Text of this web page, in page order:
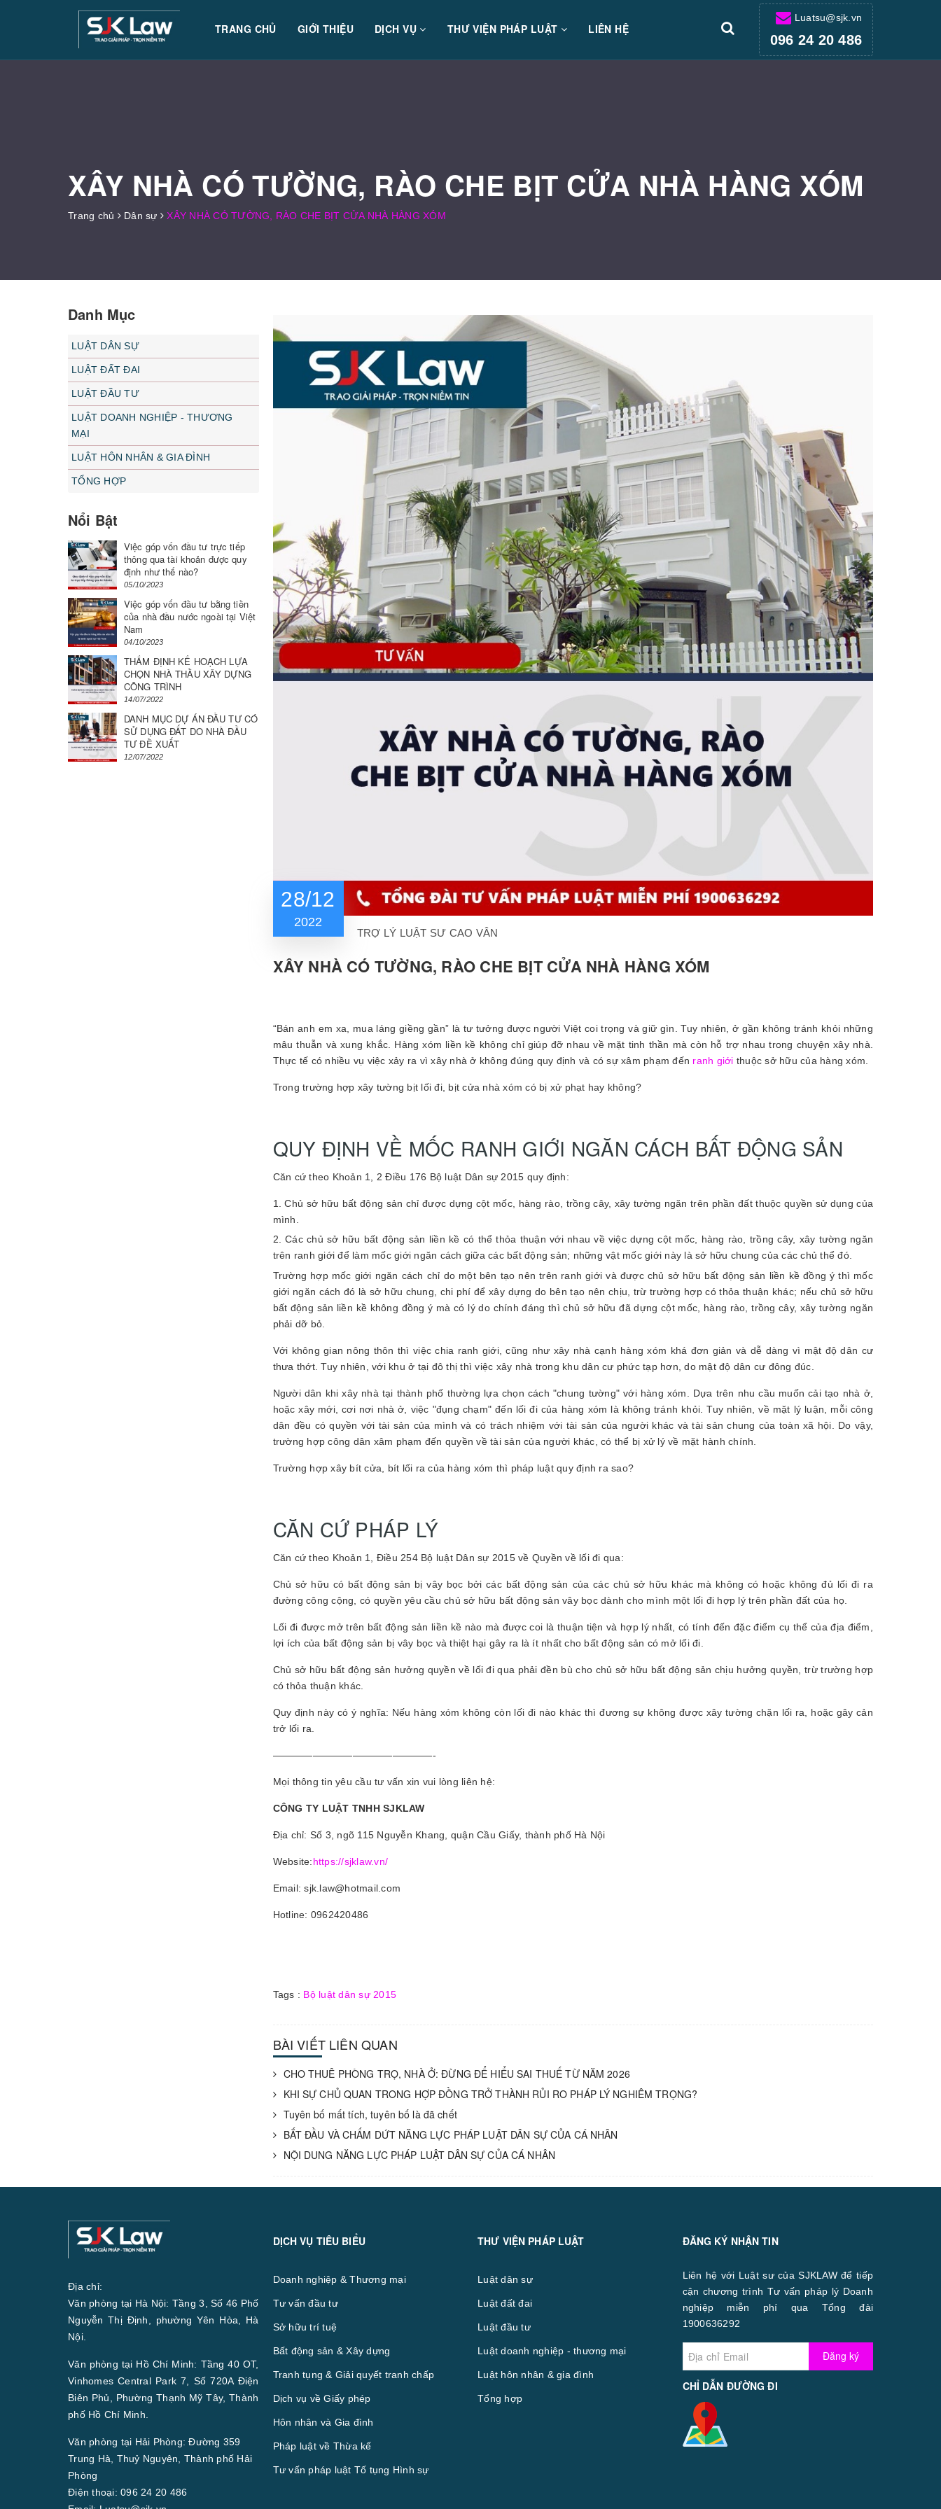
TRANG CHỦ GIỚI THIỆU DỊCH VỤ THƯ VIỆN PHÁP LUẬT LIÊN HỆ
Luatsu@sjk.vn
096 24 20 486
XÂY NHÀ CÓ TƯỜNG, RÀO CHE BỊT CỬA NHÀ HÀNG XÓM
Trang chủ Dân sự XÂY NHÀ CÓ TƯỜNG, RÀO CHE BỊT CỬA NHÀ HÀNG XÓM
28/12
2022
TRỢ LÝ LUẬT SƯ CAO VÂN
XÂY NHÀ CÓ TƯỜNG, RÀO CHE BỊT CỬA NHÀ HÀNG XÓM
“Bán anh em xa, mua láng giềng gần” là tư tưởng được người Việt coi trọng và giữ gìn. Tuy nhiên, ở gần không tránh khỏi những
mâu thuẫn và xung khắc. Hàng xóm liền kề không chỉ giúp đỡ nhau về mặt tinh thần mà còn hỗ trợ nhau trong chuyện xây nhà.
Thực tế có nhiều vụ việc xảy ra vì xây nhà ở không đúng quy định và có sự xâm phạm đến ranh giới thuộc sở hữu của hàng xóm.
Trong trường hợp xây tường bịt lối đi, bịt cửa nhà xóm có bị xử phạt hay không?
QUY ĐỊNH VỀ MỐC RANH GIỚI NGĂN CÁCH BẤT ĐỘNG SẢN
Căn cứ theo Khoản 1, 2 Điều 176 Bộ luật Dân sự 2015 quy định:
Chủ sở hữu bất động sản chỉ được dựng cột mốc, hàng rào, trồng cây, xây tường ngăn trên phần đất thuộc quyền sử dụng của
mình.
Các chủ sở hữu bất động sản liền kề có thể thỏa thuận với nhau về việc dựng cột mốc, hàng rào, trồng cây, xây tường ngăn
trên ranh giới để làm mốc giới ngăn cách giữa các bất động sản; những vật mốc giới này là sở hữu chung của các chủ thể đó.
Trường hợp mốc giới ngăn cách chỉ do một bên tạo nên trên ranh giới và được chủ sở hữu bất động sản liền kề đồng ý thì mốc
giới ngăn cách đó là sở hữu chung, chi phí để xây dựng do bên tạo nên chịu, trừ trường hợp có thỏa thuận khác; nếu chủ sở hữu
bất động sản liền kề không đồng ý mà có lý do chính đáng thì chủ sở hữu đã dựng cột mốc, hàng rào, trồng cây, xây tường ngăn
phải dỡ bỏ.
Với không gian nông thôn thì việc chia ranh giới, cũng như xây nhà cạnh hàng xóm khá đơn giản và dễ dàng vì mật độ dân cư
thưa thớt. Tuy nhiên, với khu ở tại đô thị thì việc xây nhà trong khu dân cư phức tạp hơn, do mật độ dân cư đông đúc.
Người dân khi xây nhà tại thành phố thường lựa chọn cách "chung tường" với hàng xóm. Dựa trên nhu cầu muốn cải tạo nhà ở,
hoặc xây mới, cơi nơi nhà ở, việc "đụng chạm" đến lối đi của hàng xóm là không tránh khỏi. Tuy nhiên, về mặt lý luận, mỗi công
dân đều có quyền với tài sản của mình và có trách nhiệm với tài sản của người khác và tài sản chung của toàn xã hội. Do vậy,
trường hợp công dân xâm phạm đến quyền về tài sản của người khác, có thể bị xử lý về mặt hành chính.
Trường hợp xây bít cửa, bít lối ra của hàng xóm thì pháp luật quy định ra sao?
CĂN CỨ PHÁP LÝ
Căn cứ theo Khoản 1, Điều 254 Bộ luật Dân sự 2015 về Quyền về lối đi qua:
Chủ sở hữu có bất động sản bị vây bọc bởi các bất động sản của các chủ sở hữu khác mà không có hoặc không đủ lối đi ra
đường công cộng, có quyền yêu cầu chủ sở hữu bất động sản vây bọc dành cho mình một lối đi hợp lý trên phần đất của họ.
Lối đi được mở trên bất động sản liền kề nào mà được coi là thuận tiện và hợp lý nhất, có tính đến đặc điểm cụ thể của địa điểm,
lợi ích của bất động sản bị vây bọc và thiệt hại gây ra là ít nhất cho bất động sản có mở lối đi.
Chủ sở hữu bất động sản hưởng quyền về lối đi qua phải đền bù cho chủ sở hữu bất động sản chịu hưởng quyền, trừ trường hợp
có thỏa thuận khác.
Quy định này có ý nghĩa: Nếu hàng xóm không còn lối đi nào khác thì đương sự không được xây tường chặn lối ra, hoặc gây cản
trở lối ra.
————————————————-
Mọi thông tin yêu cầu tư vấn xin vui lòng liên hệ:
CÔNG TY LUẬT TNHH SJKLAW
Địa chỉ: Số 3, ngõ 115 Nguyễn Khang, quận Cầu Giấy, thành phố Hà Nội
Website:https://sjklaw.vn/
Email: sjk.law@hotmail.com
Hotline: 0962420486
Tags : Bộ luật dân sự 2015
BÀI VIẾT LIÊN QUAN
CHO THUÊ PHÒNG TRỌ, NHÀ Ở: ĐỪNG ĐỂ HIỂU SAI THUẾ TỪ NĂM 2026
KHI SỰ CHỦ QUAN TRONG HỢP ĐỒNG TRỞ THÀNH RỦI RO PHÁP LÝ NGHIÊM TRỌNG?
Tuyên bố mất tích, tuyên bố là đã chết
BẮT ĐẦU VÀ CHẤM DỨT NĂNG LỰC PHÁP LUẬT DÂN SỰ CỦA CÁ NHÂN
NỘI DUNG NĂNG LỰC PHÁP LUẬT DÂN SỰ CỦA CÁ NHÂN
Danh Mục
LUẬT DÂN SỰ
LUẬT ĐẤT ĐAI
LUẬT ĐẦU TƯ
LUẬT DOANH NGHIỆP - THƯƠNG
MẠI
LUẬT HÔN NHÂN & GIA ĐÌNH
TỔNG HỢP
Nổi Bật
Việc góp vốn đầu tư trực tiếp
thông qua tài khoản được quy
định như thế nào?
05/10/2023
Việc góp vốn đầu tư bằng tiền
của nhà đầu nước ngoài tại Việt
Nam
04/10/2023
THẨM ĐỊNH KẾ HOẠCH LỰA
CHỌN NHÀ THẦU XÂY DỰNG
CÔNG TRÌNH
14/07/2022
DANH MỤC DỰ ÁN ĐẦU TƯ CÓ
SỬ DỤNG ĐẤT DO NHÀ ĐẦU
TƯ ĐỀ XUẤT
12/07/2022
Địa chỉ:
Văn phòng tại Hà Nội: Tầng 3, Số 46 Phố
Nguyễn Thị Định, phường Yên Hòa, Hà
Nội.
Văn phòng tại Hồ Chí Minh: Tầng 40 OT,
Vinhomes Central Park 7, Số 720A Điện
Biên Phủ, Phường Thạnh Mỹ Tây, Thành
phố Hồ Chí Minh.
Văn phòng tại Hải Phòng: Đường 359
Trung Hà, Thuỷ Nguyên, Thành phố Hải
Phòng
Điện thoại: 096 24 20 486
DỊCH VỤ TIÊU BIỂU
Doanh nghiệp & Thương mại
Tư vấn đầu tư
Sở hữu trí tuệ
Bất động sản & Xây dựng
Tranh tụng & Giải quyết tranh chấp
Dịch vụ về Giấy phép
Hôn nhân và Gia đình
Pháp luật về Thừa kế
Tư vấn pháp luật Tố tụng Hình sự
THƯ VIỆN PHÁP LUẬT
Luật dân sự
Luật đất đai
Luật đầu tư
Luật doanh nghiệp - thương mại
Luật hôn nhân & gia đình
Tổng hợp
ĐĂNG KÝ NHẬN TIN
Liên hệ với Luật sư của SJKLAW để tiếp
cận chương trình Tư vấn pháp lý Doanh
nghiệp miễn phí qua Tổng đài
1900636292
Đăng ký
CHỈ DẪN ĐƯỜNG ĐI